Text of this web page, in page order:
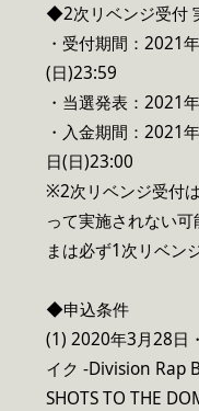
◆2次リベンジ受付
・受付期間：2021
(日)23:59
・当選発表：2021
・入金期間：2021
日(日)23:00
※2次リベンジ受付
って実施されない
まは必ず1次リベン
◆申込条件
(1) 2020年3月28日
イク -Division Rap
SHOTS TO THE